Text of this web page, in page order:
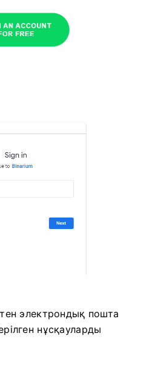
электрондық пошта
нұсқауларды